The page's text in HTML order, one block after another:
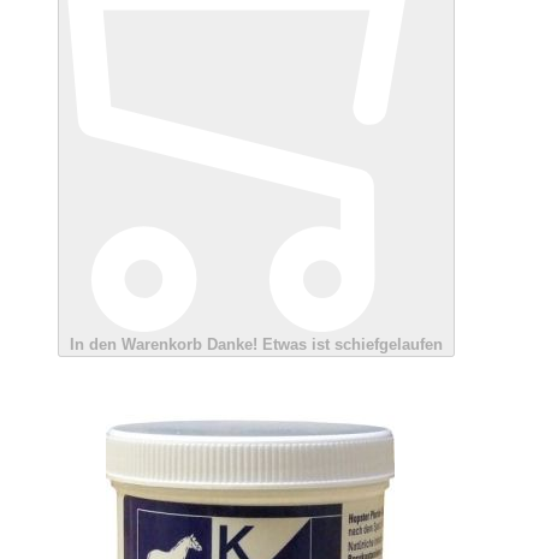
In den Warenkorb Danke! Etwas ist schiefgelaufen